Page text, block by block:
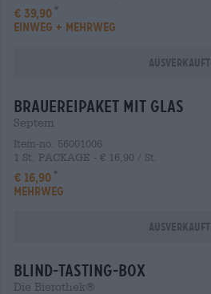
€ 39,90
EINWEG + MEHRWEG
Ausverkauft
brauereipaket mit glas
Septem
Item-no. 56001006
1 St. PACKAGE - € 16,90 / St.
€ 16,90
MEHRWEG
Ausverkauft
blind-tasting-box
Die Bierothek®